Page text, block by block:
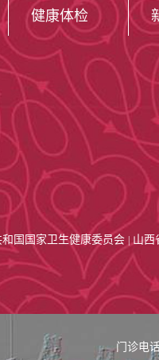
健康体检
国国家卫生健康委员会 山西
门诊电